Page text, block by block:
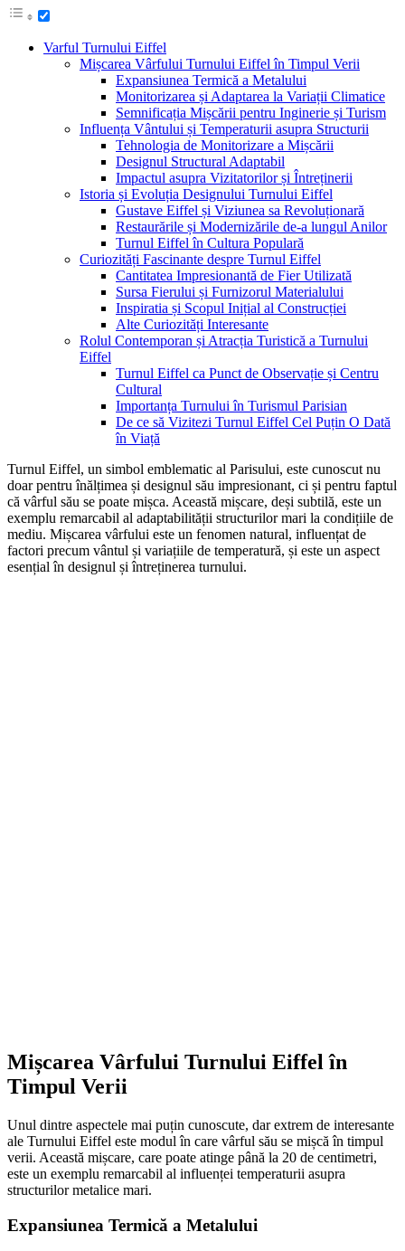
Varful Turnului Eiffel
Mișcarea Vârfului Turnului Eiffel în Timpul Verii
Expansiunea Termică a Metalului
Monitorizarea și Adaptarea la Variații Climatice
Semnificația Mișcării pentru Inginerie și Turism
Influența Vântului și Temperaturii asupra Structurii
Tehnologia de Monitorizare a Mișcării
Designul Structural Adaptabil
Impactul asupra Vizitatorilor și Întreținerii
Istoria și Evoluția Designului Turnului Eiffel
Gustave Eiffel și Viziunea sa Revoluționară
Restaurările și Modernizările de-a lungul Anilor
Turnul Eiffel în Cultura Populară
Curiozități Fascinante despre Turnul Eiffel
Cantitatea Impresionantă de Fier Utilizată
Sursa Fierului și Furnizorul Materialului
Inspiratia și Scopul Inițial al Construcției
Alte Curiozități Interesante
Rolul Contemporan și Atracția Turistică a Turnului
Eiffel
Turnul Eiffel ca Punct de Observație și Centru
Cultural
Importanța Turnului în Turismul Parisian
De ce să Vizitezi Turnul Eiffel Cel Puțin O Dată
în Viață
Turnul Eiffel, un simbol emblematic al Parisului, este cunoscut nu
doar pentru înălțimea și designul său impresionant, ci și pentru faptul
că vârful său se poate mișca. Această mișcare, deși subtilă, este un
exemplu remarcabil al adaptabilității structurilor mari la condițiile de
mediu. Mișcarea vârfului este un fenomen natural, influențat de
factori precum vântul și variațiile de temperatură, și este un aspect
esențial în designul și întreținerea turnului.
Mișcarea Vârfului Turnului Eiffel în
Timpul Verii
Unul dintre aspectele mai puțin cunoscute, dar extrem de interesante
ale Turnului Eiffel este modul în care vârful său se mișcă în timpul
verii. Această mișcare, care poate atinge până la 20 de centimetri,
este un exemplu remarcabil al influenței temperaturii asupra
structurilor metalice mari.
Expansiunea Termică a Metalului